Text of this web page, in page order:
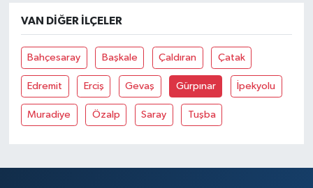
VAN DIĞER İLÇELER
Bahçesaray Başkale Çaldıran Çatak
Edremit Erciş Gevaş Gürpınar İpekyolu
Muradiye Özalp Saray Tuşba